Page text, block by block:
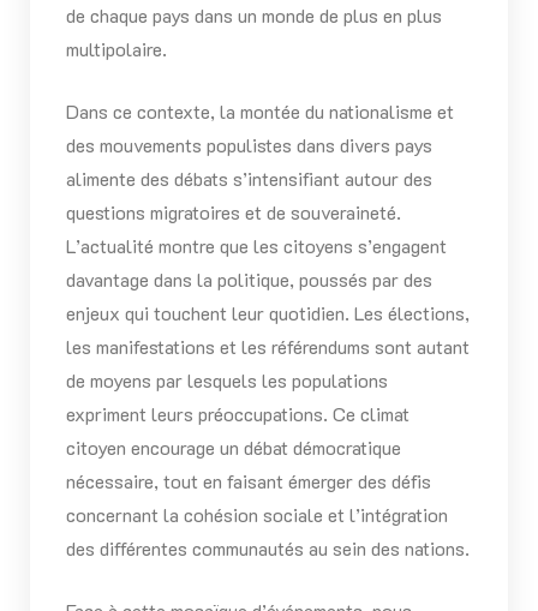
de chaque pays dans un monde de plus en plus
multipolaire.
Dans ce contexte, la montée du nationalisme et
des mouvements populistes dans divers pays
alimente des débats s’intensifiant autour des
questions migratoires et de souveraineté.
L’actualité montre que les citoyens s’engagent
davantage dans la politique, poussés par des
enjeux qui touchent leur quotidien. Les élections,
les manifestations et les référendums sont autant
de moyens par lesquels les populations
expriment leurs préoccupations. Ce climat
citoyen encourage un débat démocratique
nécessaire, tout en faisant émerger des défis
concernant la cohésion sociale et l’intégration
des différentes communautés au sein des nations.